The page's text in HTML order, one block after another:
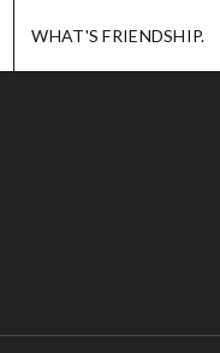
WHAT'S FRIENDSHIP.